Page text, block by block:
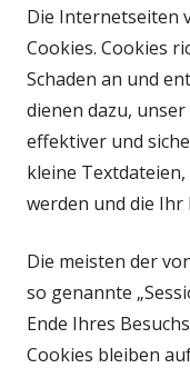
Die Internetseiten
Cookies. Cookies
Schaden an und
dienen dazu,
effektiver und
kleine
werden und die
Die meisten der
so genannte
Ende Ihres
Cookies bleiben